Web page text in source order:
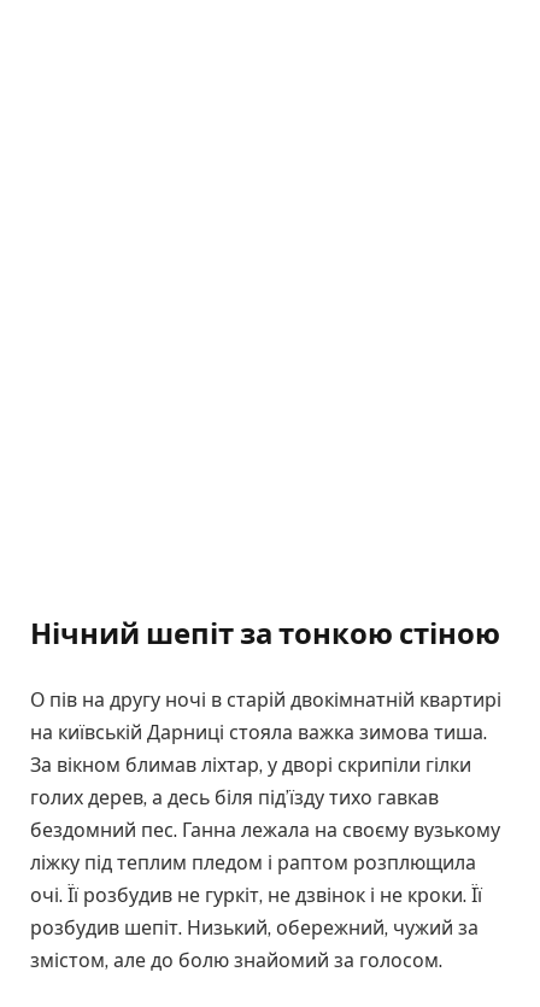
Нічний шепіт за тонкою стіною
О пів на другу ночі в старій двокімнатній квартирі
на київській Дарниці стояла важка зимова тиша.
За вікном блимав ліхтар, у дворі скрипіли гілки
голих дерев, а десь біля під’їзду тихо гавкав
бездомний пес. Ганна лежала на своєму вузькому
ліжку під теплим пледом і раптом розплющила
очі. Її розбудив не гуркіт, не дзвінок і не кроки. Її
розбудив шепіт. Низький, обережний, чужий за
змістом, але до болю знайомий за голосом.